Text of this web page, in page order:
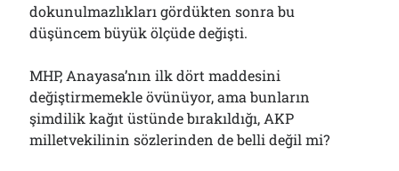
dokunulmazlıkları gördükten sonra bu
düşüncem büyük ölçüde değişti.
MHP, Anayasa’nın ilk dört maddesini
değiştirmemekle övünüyor, ama bunların
şimdilik kağıt üstünde bırakıldığı, AKP
milletvekilinin sözlerinden de belli değil mi?